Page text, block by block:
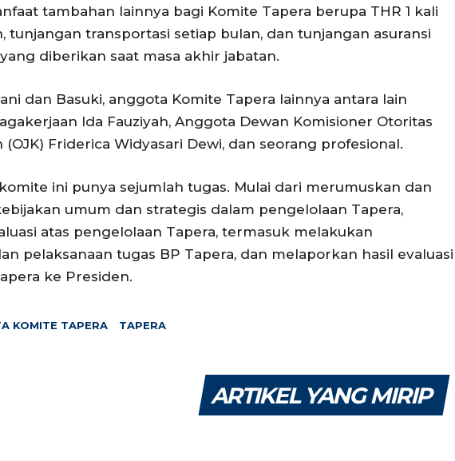
tambahan lainnya bagi Komite Tapera berupa THR 1 kali
tunjangan transportasi setiap bulan, dan tunjangan asuransi
diberikan saat masa akhir jabatan.
dan Basuki, anggota Komite Tapera lainnya antara lain
Ida Fauziyah, Anggota Dewan Komisioner Otoritas
(OJK) Friderica Widyasari Dewi, dan seorang profesional.
ini punya sejumlah tugas. Mulai dari merumuskan dan
umum dan strategis dalam pengelolaan Tapera,
atas pengelolaan Tapera, termasuk melakukan
pelaksanaan tugas BP Tapera, dan melaporkan hasil evaluasi
ke Presiden.
KOMITE TAPERA TAPERA
ARTIKEL YANG MIRIP